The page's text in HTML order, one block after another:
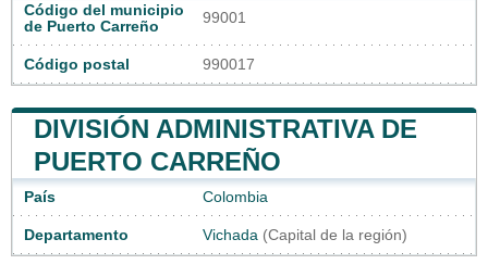
Código del municipio
de Puerto Carreño
99001
Código postal 990017
DIVISIÓN ADMINISTRATIVA DE
PUERTO CARREÑO
País Colombia
Departamento Vichada (Capital de la región)